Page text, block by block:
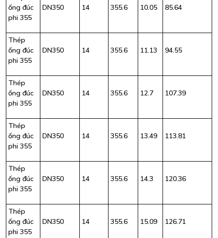
ống đúc
phi 355
DN350 14 355.6 10.05 85.64
Thép
ống đúc
phi 355
DN350 14 355.6 11.13 94.55
Thép
ống đúc
phi 355
DN350 14 355.6 12.7 107.39
Thép
ống đúc
phi 355
DN350 14 355.6 13.49 113.81
Thép
ống đúc
phi 355
DN350 14 355.6 14.3 120.36
Thép
ống đúc
phi 355
DN350 14 355.6 15.09 126.71